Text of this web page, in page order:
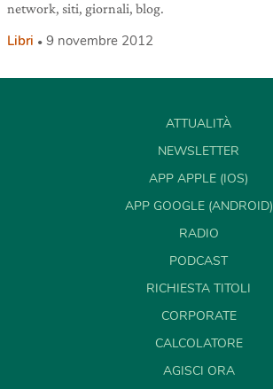
network, siti, giornali, blog.
Libri 9 novembre 2012
ATTUALITÀ
NEWSLETTER
APP APPLE (IOS)
APP GOOGLE (ANDROID)
RADIO
PODCAST
RICHIESTA TITOLI
CORPORATE
CALCOLATORE
AGISCI ORA